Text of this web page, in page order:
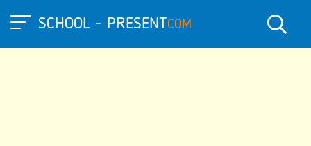
SCHOOL - PRESENTCOM